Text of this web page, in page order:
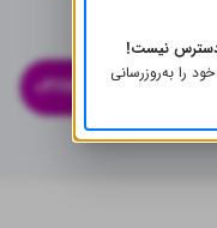
۰۲۱۷۶۹۰۱۵۶۴
نیست!
را به‌روز‌رسانی